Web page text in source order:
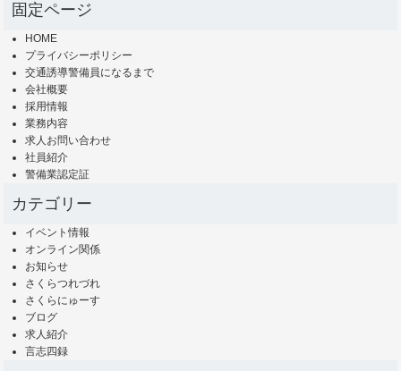
固定ページ
HOME
プライバシーポリシー
交通誘導警備員になるまで
会社概要
採用情報
業務内容
求人お問い合わせ
社員紹介
警備業認定証
カテゴリー
イベント情報
オンライン関係
お知らせ
さくらつれづれ
さくらにゅーす
ブログ
求人紹介
言志四録